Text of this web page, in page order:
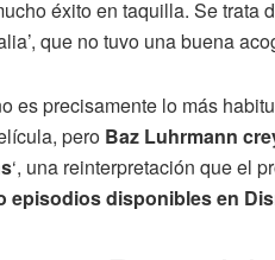
éxito en taquilla. Se trata
que no tuvo una buena
es precisamente lo más
pero Baz Luhrmann
‘, una reinterpretación que el
episodios disponibles en